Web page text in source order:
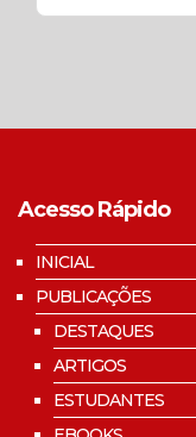
Acesso Rápido
INICIAL
PUBLICAÇÕES
DESTAQUES
ARTIGOS
ESTUDANTES